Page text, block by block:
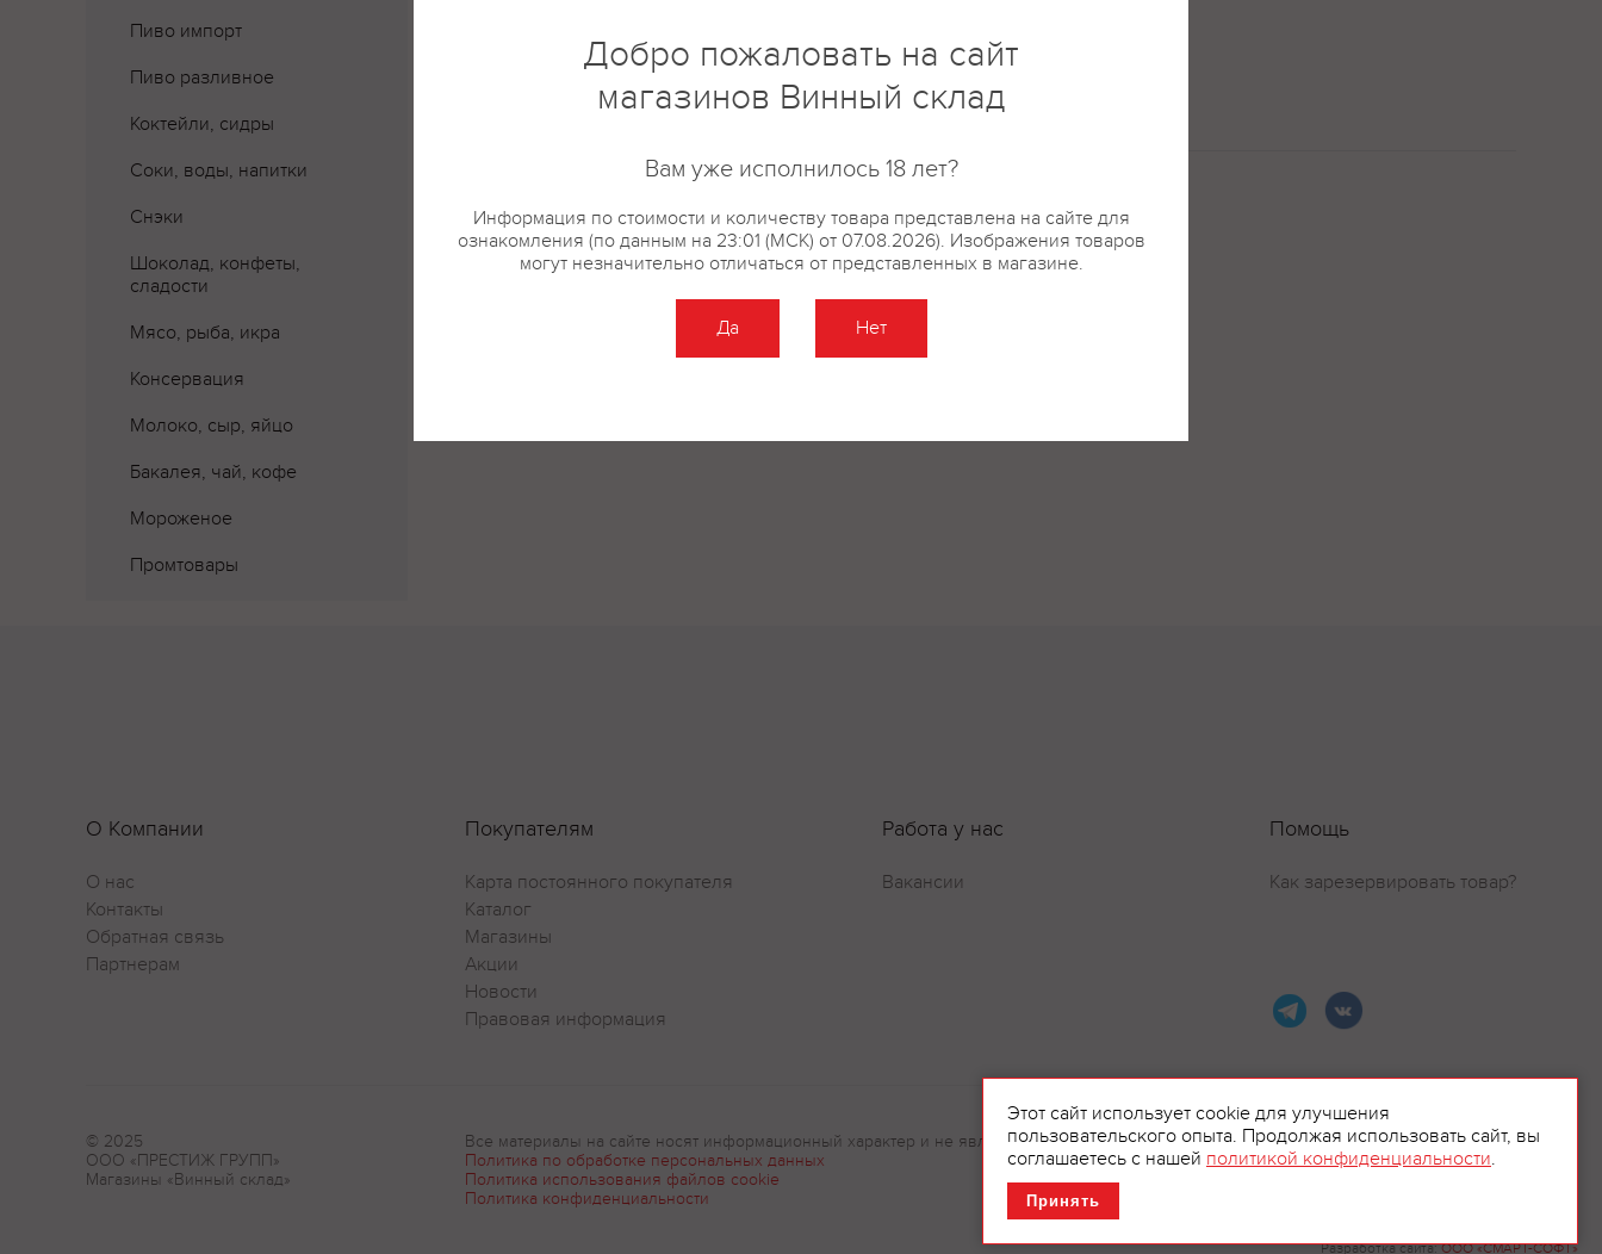
Пиво импорт
Пиво разливное
Коктейли, сидры
Соки, воды, напитки
Снэки
Шоколад, конфеты,
сладости
Мясо, рыба, икра
Консервация
Молоко, сыр, яйцо
Бакалея, чай, кофе
Мороженое
Промтовары
Разработка сайта:ООО «СМАРТ-СОФТ»
О Компании
О нас
Контакты
Обратная связь
Партнерам
Покупателям
Карта постоянного покупателя
Каталог
Магазины
Акции
Новости
Правовая информация
Работа у нас
Вакансии
Помощь
Как зарезервировать товар?
© 2025
ООО «ПРЕСТИЖ ГРУПП»
Магазины «Винный склад»
Все материалы на сайте носят информационный характер и не являются рекламой.
Политика по обработке персональных данных
Политика использования файлов cookie
Политика конфиденциальности
Этот сайт использует cookie для улучшения
пользовательского опыта. Продолжая использовать сайт, вы
соглашаетесь с нашей политикой конфиденциальности.
Принять
Добро пожаловать на сайт
магазинов Винный склад
Вам уже исполнилось 18 лет?
Информация по стоимости и количеству товара представлена на сайте для
ознакомления (по данным на 23:01 (МСК) от 07.08.2026). Изображения товаров
могут незначительно отличаться от представленных в магазине.
Да Нет